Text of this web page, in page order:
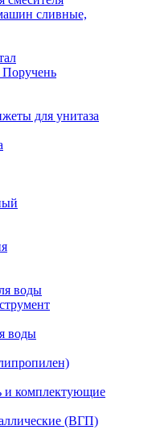
сливные,
для унитаза
воды
воды
и комплектующие
(ВГП)